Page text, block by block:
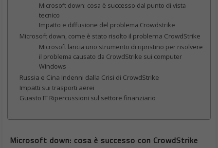
Microsoft down: cosa è successo dal punto di vista
tecnico
Impatto e diffusione del problema Crowdstrike
Microsoft down, come è stato risolto il problema CrowdStrike
Microsoft lancia uno strumento di ripristino per risolvere
il problema causato da CrowdStrike sui computer
Windows
Russia e Cina Indenni dalla Crisi di CrowdStrike
Impatti sui trasporti aerei
Guasto IT Ripercussioni sul settore finanziario
Microsoft down: cosa è successo con CrowdStrike